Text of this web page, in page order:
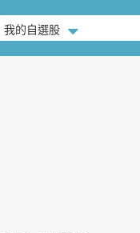
我的自選股